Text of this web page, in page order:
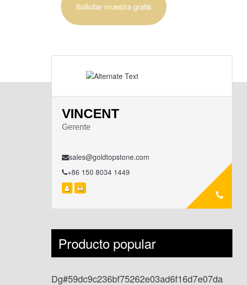
Solicitar muestra gratis
VINCENT
Gerente
sales@goldtopstone.com
+86 150 8034 1449
Producto popular
Dg#59dc9c236bf75262e03ad6f16d7e07da